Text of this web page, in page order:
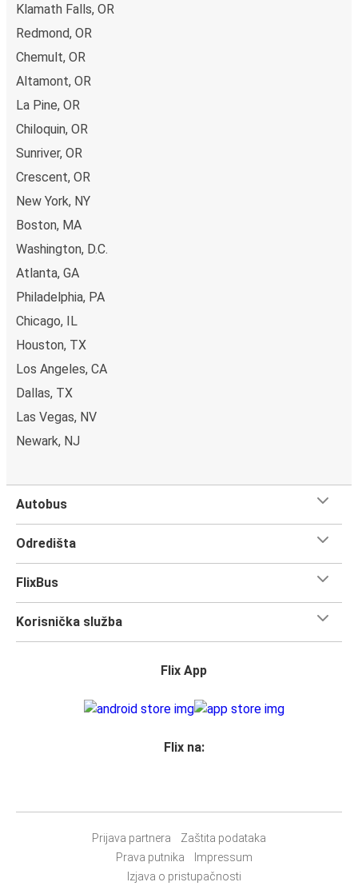
Klamath Falls, OR
Redmond, OR
Chemult, OR
Altamont, OR
La Pine, OR
Chiloquin, OR
Sunriver, OR
Crescent, OR
New York, NY
Boston, MA
Washington, D.C.
Atlanta, GA
Philadelphia, PA
Chicago, IL
Houston, TX
Los Angeles, CA
Dallas, TX
Las Vegas, NV
Newark, NJ
Autobus
Odredišta
FlixBus
Korisnička služba
Flix App
Flix na:
Prijava partnera
Zaštita podataka
Prava putnika
Impressum
Izjava o pristupačnosti